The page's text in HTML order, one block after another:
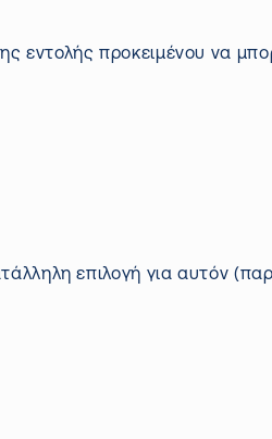
εντολής προκειμένου να
επιλογή για αυτόν